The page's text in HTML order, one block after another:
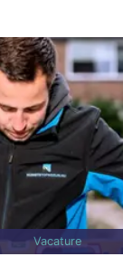
Vacature